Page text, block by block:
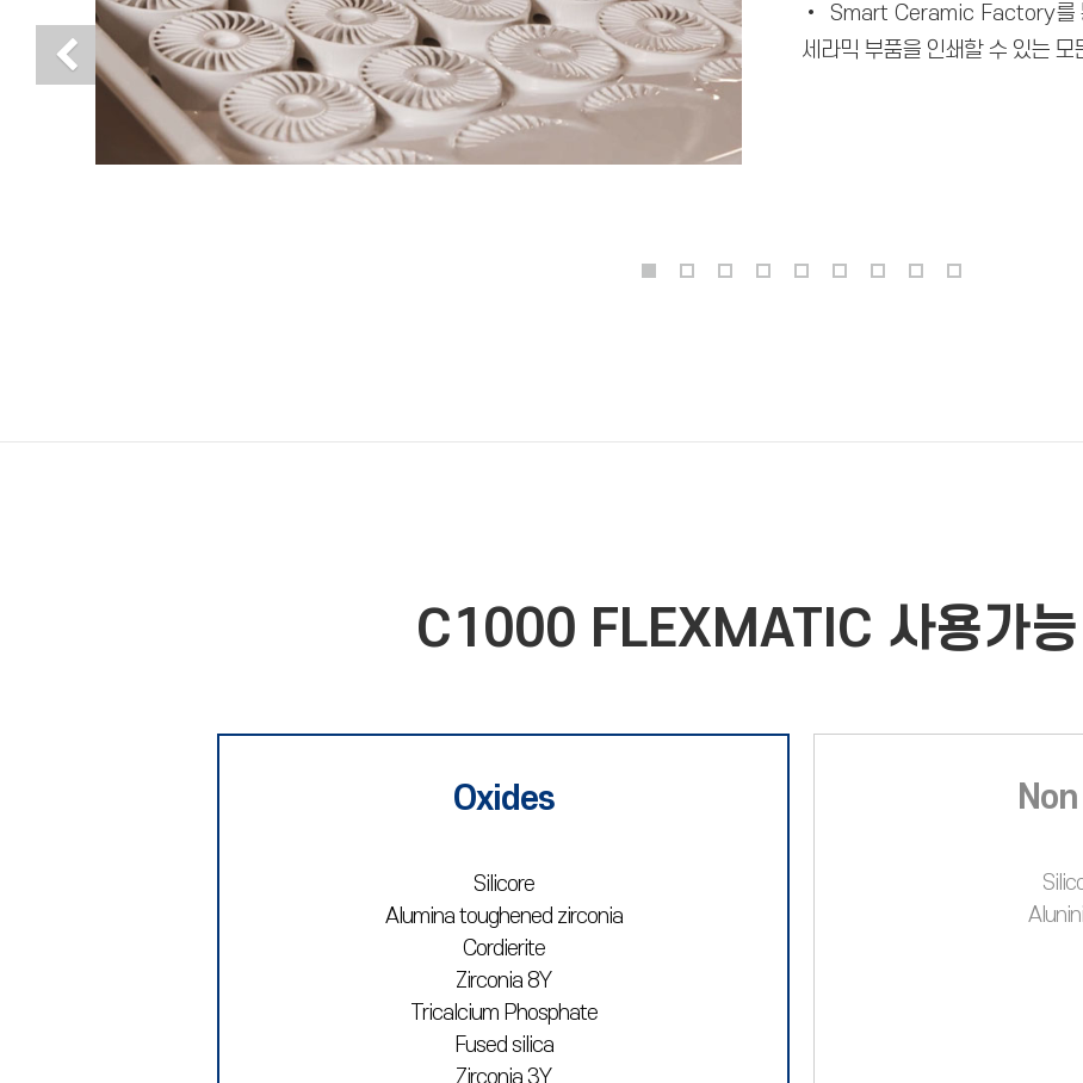
• Smart Ceramic Factory를
세라믹 부품을 인쇄할 수 있는 모
Previous
C1000 FLEXMATIC 사용가
Oxides
Silicore
Alumina toughened zirconia
Cordierite
Zirconia 8Y
Tricalcium Phosphate
Fused silica
Zirconia 3Y